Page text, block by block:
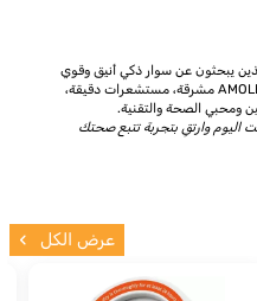
9 برو لأولئك الذين يبحثون عن سوار ذكي أنيق وقوي
لمتابعة اللياقة والصحة اليومية. مع شاشة AMOLED مشرقة، مستشعرات دقيقة،
ومحبي الصحة والتقنية.
9 برو عبر الإنترنت اليوم وارتقِ بتجربة تتبع صحتك
عرض الكل